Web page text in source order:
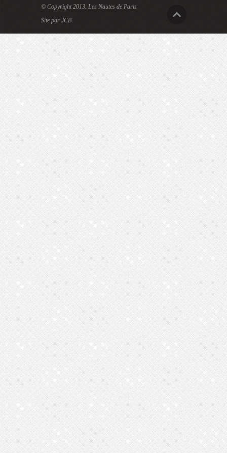
© Copyright 2013. Les Nautes de Paris
Site par JCB